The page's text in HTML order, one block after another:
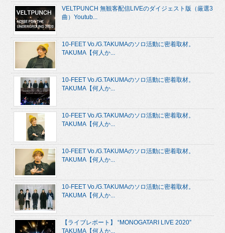
VELTPUNCH 無観客配信LIVEのダイジェスト版（厳選3
曲）Youtub...
10-FEET Vo./G.TAKUMAのソロ活動に密着取材。
TAKUMA【何人か...
10-FEET Vo./G.TAKUMAのソロ活動に密着取材。
TAKUMA【何人か...
10-FEET Vo./G.TAKUMAのソロ活動に密着取材。
TAKUMA【何人か...
10-FEET Vo./G.TAKUMAのソロ活動に密着取材。
TAKUMA【何人か...
10-FEET Vo./G.TAKUMAのソロ活動に密着取材。
TAKUMA【何人か...
【ライブレポート】 “MONOGATARI LIVE 2020”
TAKUMA【何人か...